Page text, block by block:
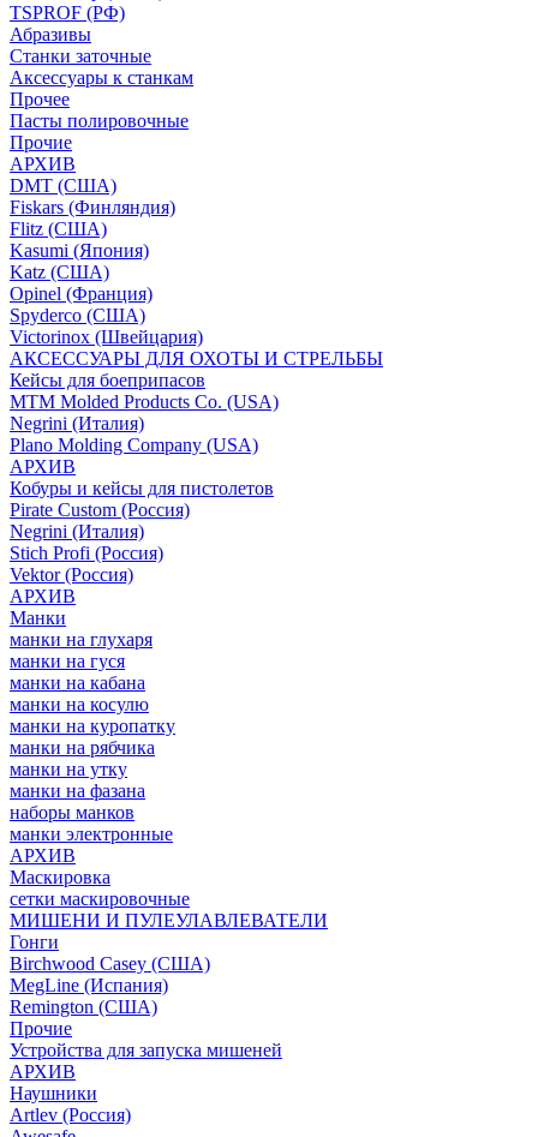
TSPROF (РФ)
Абразивы
Станки заточные
Аксессуары к станкам
Прочее
Пасты полировочные
Прочие
АРХИВ
DMT (США)
Fiskars (Финляндия)
Flitz (США)
Kasumi (Япония)
Katz (США)
Opinel (Франция)
Spyderco (США)
Victorinox (Швейцария)
АКСЕССУАРЫ ДЛЯ ОХОТЫ И СТРЕЛЬБЫ
Кейсы для боеприпасов
MTM Molded Products Co. (USA)
Negrini (Италия)
Plano Molding Company (USA)
АРХИВ
Кобуры и кейсы для пистолетов
Pirate Custom (Россия)
Negrini (Италия)
Stich Profi (Россия)
Vektor (Россия)
АРХИВ
Манки
манки на глухаря
манки на гуся
манки на кабана
манки на косулю
манки на куропатку
манки на рябчика
манки на утку
манки на фазана
наборы манков
манки электронные
АРХИВ
Маскировка
сетки маскировочные
МИШЕНИ И ПУЛЕУЛАВЛЕВАТЕЛИ
Гонги
Birchwood Casey (США)
MegLine (Испания)
Remington (США)
Прочие
Устройства для запуска мишеней
АРХИВ
Наушники
Artlev (Россия)